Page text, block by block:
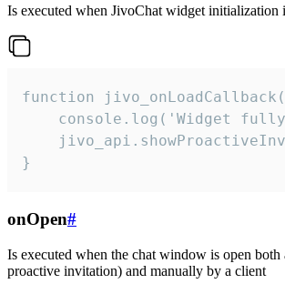
Is executed when JivoChat widget initialization
function
console.log('Widget
}
onOpen#
Is executed when the chat window is open
proactive invitation) and manually by a client